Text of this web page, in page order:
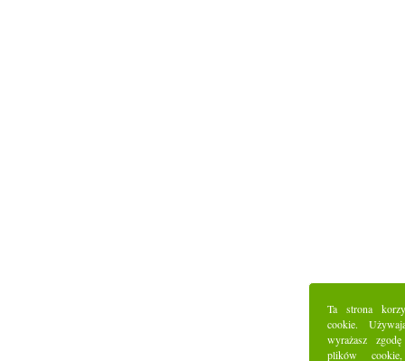
Ta strona
cookie.
wyrażasz
plików